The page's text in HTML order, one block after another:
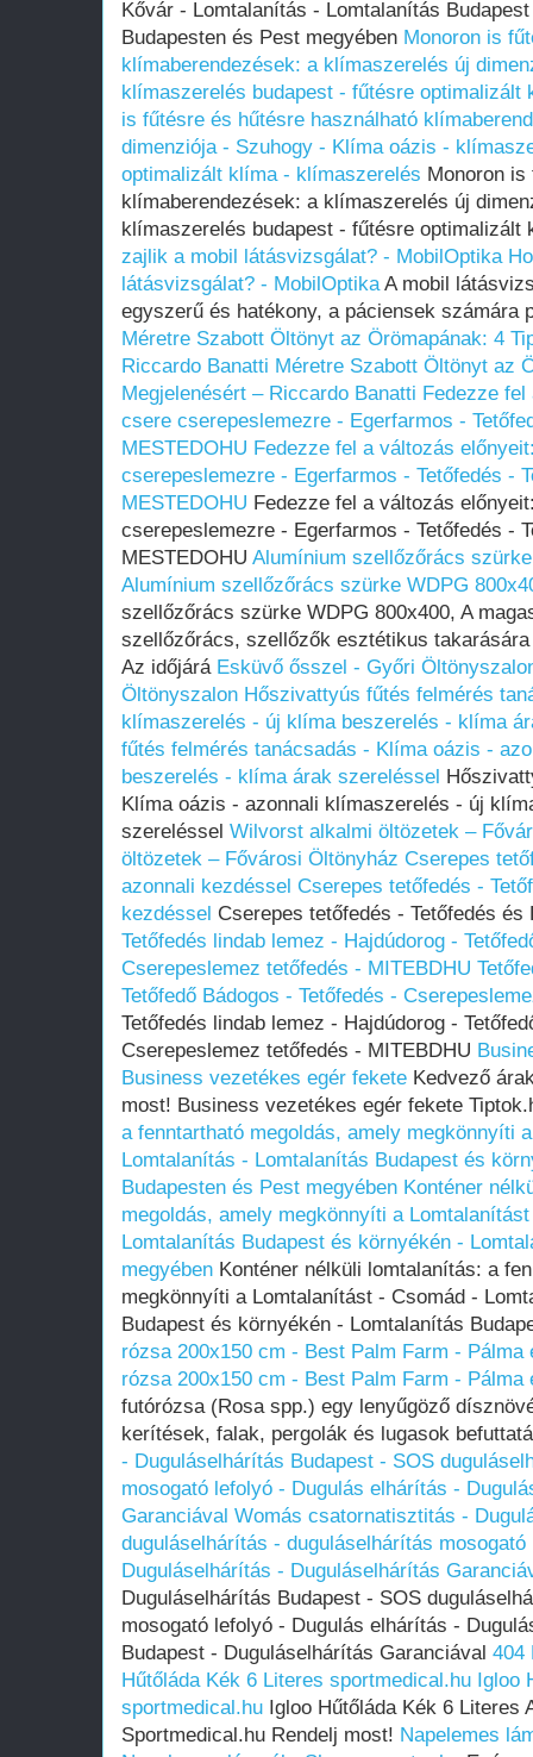
Kővár - Lomtalanítás - Lomtalanítás
Budapesten és Pest megyében Monoron is
klímaberendezések: a klímaszerelés új
klímaszerelés budapest - fűtésre optimalizált
is fűtésre és hűtésre használható
dimenziója - Szuhogy - Klíma oázis -
optimalizált klíma - klímaszerelés Monoron
klímaberendezések: a klímaszerelés új
klímaszerelés budapest - fűtésre
zajlik a mobil látásvizsgálat? - MobilOptika
látásvizsgálat? - MobilOptikaA mobil
egyszerű és hatékony, a páciensek számára
Méretre Szabott Öltönyt az Örömapának: 4
Riccardo Banatti Méretre Szabott Öltönyt az
Megjelenésért – Riccardo Banatti Fedezze
csere cserepeslemezre - Egerfarmos -
MESTEDOHU Fedezze fel a változás
cserepeslemezre - Egerfarmos - Tetőfedés -
MESTEDOHU Fedezze fel a változás
cserepeslemezre - Egerfarmos - Tetőfedés -
MESTEDOHU Alumínium szellőzőrács
Alumínium szellőzőrács szürke WDPG
szellőzőrács szürke WDPG 800x400, A
szellőzőrács, szellőzők esztétikus
Az időjárá Esküvő ősszel - Győri
Öltönyszalon Hőszivattyús fűtés felmérés
klímaszerelés - új klíma beszerelés - klíma
fűtés felmérés tanácsadás - Klíma oázis -
beszerelés - klíma árak szereléssel
Klíma oázis - azonnali klímaszerelés - új
szereléssel Wilvorst alkalmi öltözetek –
öltözetek – Fővárosi Öltönyház Cserepes
azonnali kezdéssel Cserepes tetőfedés -
kezdéssel Cserepes tetőfedés - Tetőfedés
Tetőfedés lindab lemez - Hajdúdorog -
Cserepeslemez tetőfedés - MITEBDHU
Tetőfedő Bádogos - Tetőfedés -
Tetőfedés lindab lemez - Hajdúdorog -
Cserepeslemez tetőfedés - MITEBDHU
Business vezetékes egér fekete Kedvező
most! Business vezetékes egér fekete
a fenntartható megoldás, amely megkönnyíti
Lomtalanítás - Lomtalanítás Budapest és
Budapesten és Pest megyében Konténer
megoldás, amely megkönnyíti a
Lomtalanítás Budapest és környékén -
megyében Konténer nélküli lomtalanítás: a
megkönnyíti a Lomtalanítást - Csomád -
Budapest és környékén - Lomtalanítás
rózsa 200x150 cm - Best Palm Farm -
rózsa 200x150 cm - Best Palm Farm -
futórózsa (Rosa spp.) egy lenyűgöző
kerítések, falak, pergolák és lugasok
- Duguláselhárítás Budapest - SOS
mosogató lefolyó - Dugulás elhárítás -
Garanciával Womás csatornatisztitás -
duguláselhárítás - duguláselhárítás
Duguláselhárítás - Duguláselhárítás
Duguláselhárítás Budapest - SOS
mosogató lefolyó - Dugulás elhárítás -
Budapest - Duguláselhárítás Garanciával 404
Hűtőláda Kék 6 Literes sportmedical.hu Igloo
sportmedical.hu Igloo Hűtőláda Kék 6 Literes
Sportmedical.hu Rendelj most! Napelemes